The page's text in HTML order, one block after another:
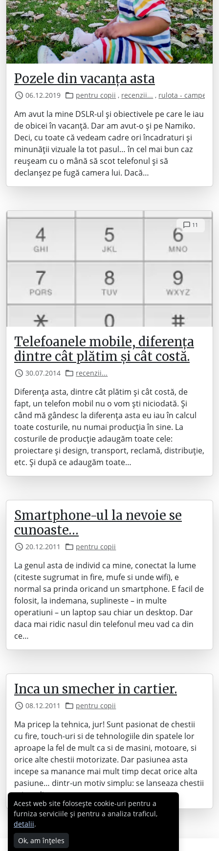
Pozele din vacanța asta
06.12.2019 pentru copii , recenzii... , rulota - camper
Am avut la mine DSLR-ul și obiectivele pe care le iau
de obicei în vacanță. Dar am avut-o și pe Namiko.
Deci, cu toate că vedeam cadre ori încadraturi și
minunății vizuale la tot pasul… în cel mai bun caz
reușeam cu o mână să scot telefonul și să
declanșez pe fugă camera lui. Dacă…
11
Telefoanele mobile, diferența
dintre cât plătim și cât costă.
30.07.2014 recenzii...
Diferența asta, dintre cât plătim și cât costă, de
fapt, un telefon mobil nu o vom ști niciodată. Și
când mă gândesc la diferența asta eu iau în calcul
toate costurile, nu numai producția în sine. La
costurile de producție adaugăm toate cele:
proiectare și design, transport, reclamă, distribuție,
etc. Și după ce adaugăm toate…
Smartphone-ul la nevoie se
cunoaste…
20.12.2011 pentru copii
La genul asta de individ ca mine, conectat la lume
(citeste sugrumat in fire, mufe si unde wifi), e
normal sa prinda oricand un smartphone. E facil de
folosit, la indemana, suplineste – in multe
operatiuni – un laptop sau chiar un desktop. Dar
daca mai ridic nasul din telefonul meu vad ca din
ce…
Inca un smecher in cartier.
08.12.2011 pentru copii
Ma pricep la tehnica, jur! Sunt pasionat de chestii
cu fire, touch-uri si de tehnologiile din spatele lor
aproape la fel de mult ca si de masini, motoare, si
orice alte chestii motorizate. Dar pasiunea asta
incepe sa manance mai mult timp decat orice alta
pasiune… dintr-un motiv simplu: se lanseaza chestii
misto din ce…
Acest web site folosește cookie-uri pentru a
furniza serviciile și pentru a analiza traficul,
detalii.
Ok, am înțeles